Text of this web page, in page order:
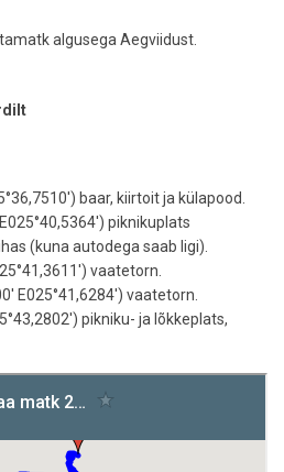
algusega Aegviidust.
baar, kiirtoit ja külapood.
piknikuplats
(kuna autodega saab ligi).
vaatetorn.
E025°41,6284') vaatetorn.
pikniku- ja lõkkeplats,